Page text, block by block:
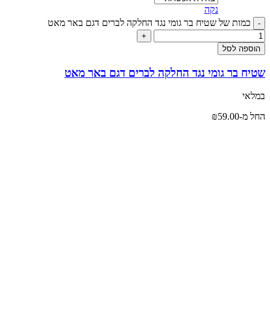
נקה
כמות של שטיח בר גומי נגד החלקה לברים דגם באר מאט
הוספה לסל
שטיח בר גומי נגד החלקה לברים דגם באר מאט
במלאי
החל מ-
₪59.00